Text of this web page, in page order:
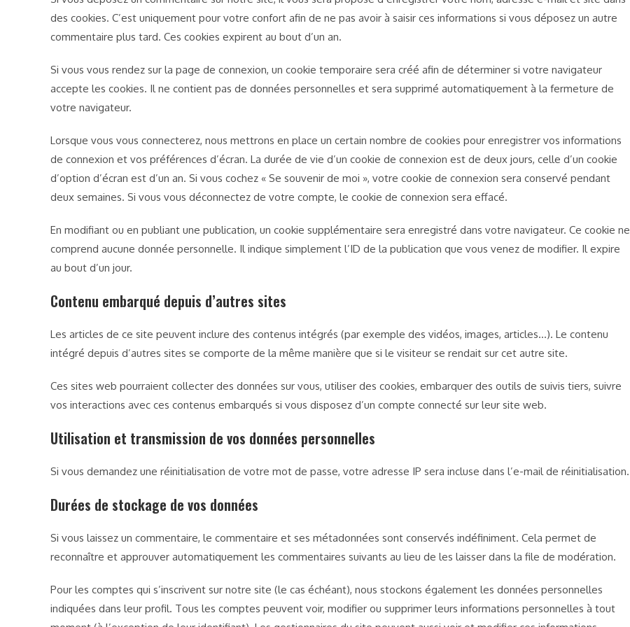
des cookies. C’est uniquement pour votre confort afin de ne pas avoir à saisir ces informations si vous déposez un autre
commentaire plus tard. Ces cookies expirent au bout d’un an.
Si vous vous rendez sur la page de connexion, un cookie temporaire sera créé afin de déterminer si votre navigateur
accepte les cookies. Il ne contient pas de données personnelles et sera supprimé automatiquement à la fermeture de
votre navigateur.
Lorsque vous vous connecterez, nous mettrons en place un certain nombre de cookies pour enregistrer vos informations
de connexion et vos préférences d’écran. La durée de vie d’un cookie de connexion est de deux jours, celle d’un cookie
d’option d’écran est d’un an. Si vous cochez « Se souvenir de moi », votre cookie de connexion sera conservé pendant
deux semaines. Si vous vous déconnectez de votre compte, le cookie de connexion sera effacé.
En modifiant ou en publiant une publication, un cookie supplémentaire sera enregistré dans votre navigateur. Ce cookie ne
comprend aucune donnée personnelle. Il indique simplement l’ID de la publication que vous venez de modifier. Il expire
au bout d’un jour.
Contenu embarqué depuis d’autres sites
Les articles de ce site peuvent inclure des contenus intégrés (par exemple des vidéos, images, articles…). Le contenu
intégré depuis d’autres sites se comporte de la même manière que si le visiteur se rendait sur cet autre site.
Ces sites web pourraient collecter des données sur vous, utiliser des cookies, embarquer des outils de suivis tiers, suivre
vos interactions avec ces contenus embarqués si vous disposez d’un compte connecté sur leur site web.
Utilisation et transmission de vos données personnelles
Si vous demandez une réinitialisation de votre mot de passe, votre adresse IP sera incluse dans l’e-mail de réinitialisation.
Durées de stockage de vos données
Si vous laissez un commentaire, le commentaire et ses métadonnées sont conservés indéfiniment. Cela permet de
reconnaître et approuver automatiquement les commentaires suivants au lieu de les laisser dans la file de modération.
Pour les comptes qui s’inscrivent sur notre site (le cas échéant), nous stockons également les données personnelles
indiquées dans leur profil. Tous les comptes peuvent voir, modifier ou supprimer leurs informations personnelles à tout